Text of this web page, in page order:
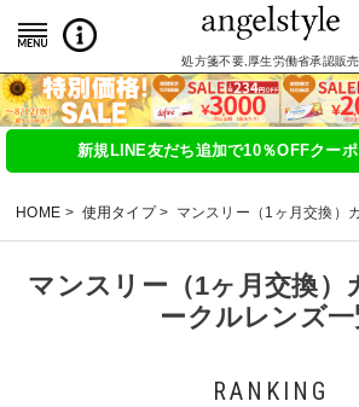
処方箋不要,厚生労働省承認販売
新規LINE友だち追加で10％OFFクー
HOME 使用タイプ マンスリー（1ヶ月交換）
マンスリー（1ヶ月交換）
ークルレンズ一
RANKING